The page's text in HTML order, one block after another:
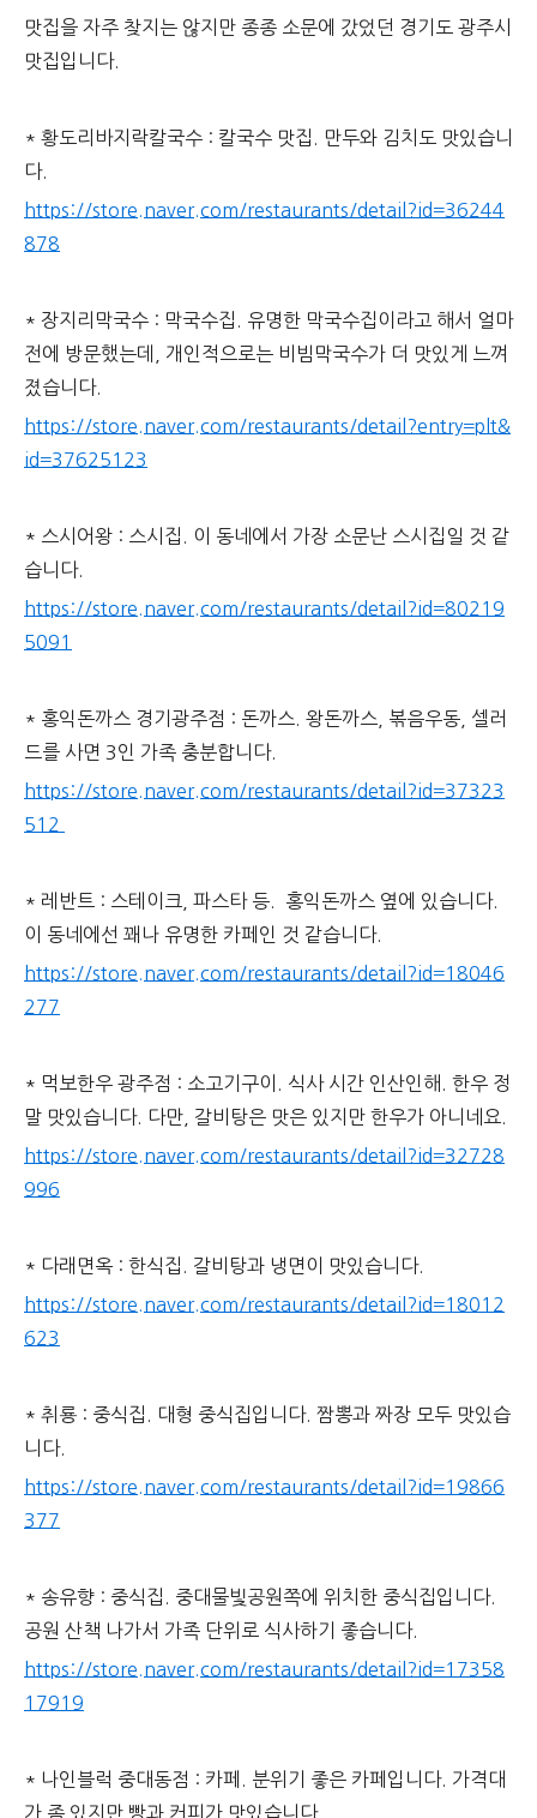
맛집을 자주 찾지는 않지만 종종 소문에 갔었던 경기도 광주시
맛집입니다.
* 황도리바지락칼국수 : 칼국수 맛집. 만두와 김치도 맛있습니
다.
https://store.naver.com/restaurants/detail?id=36244
878
* 장지리막국수 : 막국수집. 유명한 막국수집이라고 해서 얼마
전에 방문했는데, 개인적으로는 비빔막국수가 더 맛있게 느껴
졌습니다.
https://store.naver.com/restaurants/detail?entry=plt&
id=37625123
* 스시어왕 : 스시집. 이 동네에서 가장 소문난 스시집일 것 같
습니다.
https://store.naver.com/restaurants/detail?id=80219
5091
* 홍익돈까스 경기광주점 : 돈까스. 왕돈까스, 볶음우동, 셀러
드를 사면 3인 가족 충분합니다.
https://store.naver.com/restaurants/detail?id=37323
512
* 레반트 : 스테이크, 파스타 등. 홍익돈까스 옆에 있습니다.
이 동네에선 꽤나 유명한 카페인 것 같습니다.
https://store.naver.com/restaurants/detail?id=18046
277
* 먹보한우 광주점 : 소고기구이. 식사 시간 인산인해. 한우 정
말 맛있습니다. 다만, 갈비탕은 맛은 있지만 한우가 아니네요.
https://store.naver.com/restaurants/detail?id=32728
996
* 다래면옥 : 한식집. 갈비탕과 냉면이 맛있습니다.
https://store.naver.com/restaurants/detail?id=18012
623
* 취룡 : 중식집. 대형 중식집입니다. 짬뽕과 짜장 모두 맛있습
니다.
https://store.naver.com/restaurants/detail?id=19866
377
* 송유향 : 중식집. 중대물빛공원쪽에 위치한 중식집입니다.
공원 산책 나가서 가족 단위로 식사하기 좋습니다.
https://store.naver.com/restaurants/detail?id=17358
17919
* 나인블럭 중대동점 : 카페. 분위기 좋은 카페입니다. 가격대
가 좀 있지만 빵과 커피가 맛있습니다.